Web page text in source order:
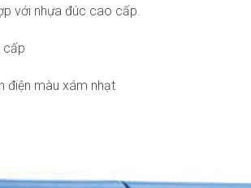
với nhựa đúc cao cấp.
cấp
điện màu xám nhạt